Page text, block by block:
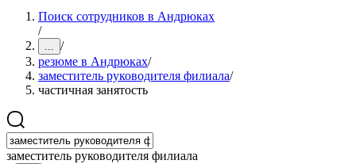
Поиск сотрудников в Андрюках
/
... /
резюме в Андрюках/
заместитель руководителя филиала/
частичная занятость
заместитель руководителя филиала